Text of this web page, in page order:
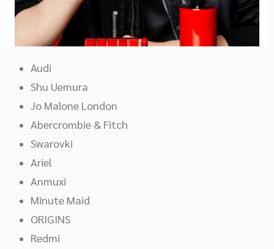
Audi
Shu Uemura
Jo Malone London
Abercrombie & Fitch
Swarovki
Ariel
Anmuxi
Minute Maid
ORIGINS
Redmi